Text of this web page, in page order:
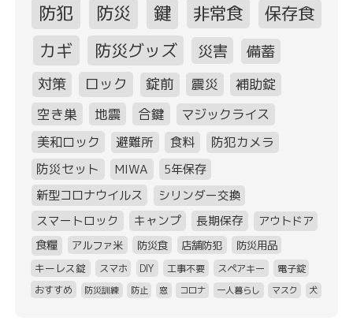
防犯 防災 鍵 非常食
保存食
カギ
防災グッズ 災害
備蓄
対策
ロック 錠前 震災
補助錠
空き巣
地震 合鍵
マジックライス
美和ロック
避難所 食料
防犯カメラ
防災セット
MIWA
5年保存
新型コロナウイルス
シリンダー交換
スマートロック
キャンプ 長期保存
アウトドア
食糧
アルファ米 防災食 店舗防犯 防災用品
キーレス錠 スマホ DIY 工事不要 スペアキー
電子錠
おすすめ
防災訓練 防止 窓 コロナ 一人暮らし マスク 犬